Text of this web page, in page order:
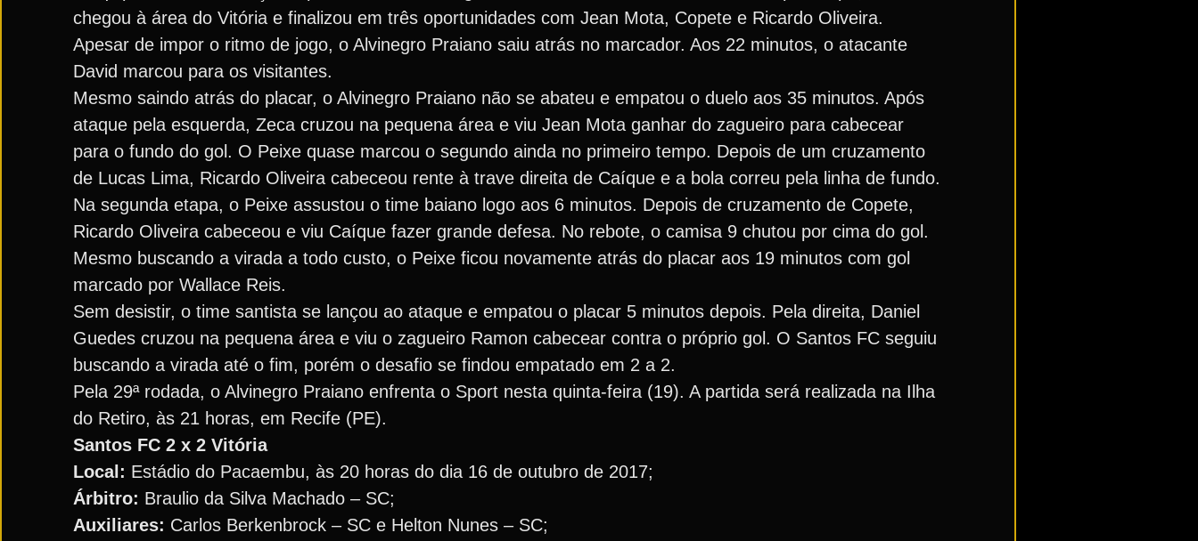
chegou à área do Vitória e finalizou em três oportunidades com Jean Mota, Copete e Ricardo Oliveira.
Apesar de impor o ritmo de jogo, o Alvinegro Praiano saiu atrás no marcador. Aos 22 minutos, o atacante
David marcou para os visitantes.
Mesmo saindo atrás do placar, o Alvinegro Praiano não se abateu e empatou o duelo aos 35 minutos. Após
ataque pela esquerda, Zeca cruzou na pequena área e viu Jean Mota ganhar do zagueiro para cabecear
para o fundo do gol. O Peixe quase marcou o segundo ainda no primeiro tempo. Depois de um cruzamento
de Lucas Lima, Ricardo Oliveira cabeceou rente à trave direita de Caíque e a bola correu pela linha de fundo.
Na segunda etapa, o Peixe assustou o time baiano logo aos 6 minutos. Depois de cruzamento de Copete,
Ricardo Oliveira cabeceou e viu Caíque fazer grande defesa. No rebote, o camisa 9 chutou por cima do gol.
Mesmo buscando a virada a todo custo, o Peixe ficou novamente atrás do placar aos 19 minutos com gol
marcado por Wallace Reis.
Sem desistir, o time santista se lançou ao ataque e empatou o placar 5 minutos depois. Pela direita, Daniel
Guedes cruzou na pequena área e viu o zagueiro Ramon cabecear contra o próprio gol. O Santos FC seguiu
buscando a virada até o fim, porém o desafio se findou empatado em 2 a 2.
Pela 29ª rodada, o Alvinegro Praiano enfrenta o Sport nesta quinta-feira (19). A partida será realizada na Ilha
do Retiro, às 21 horas, em Recife (PE).
Santos FC 2 x 2 Vitória
Local: Estádio do Pacaembu, às 20 horas do dia 16 de outubro de 2017;
Árbitro: Braulio da Silva Machado – SC;
Auxiliares: Carlos Berkenbrock – SC e Helton Nunes – SC;